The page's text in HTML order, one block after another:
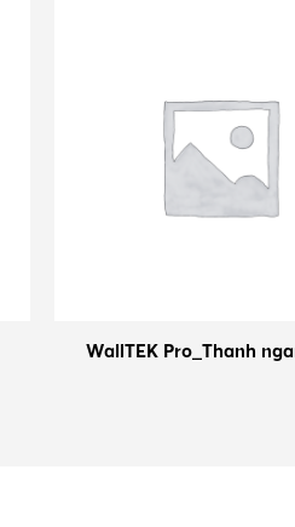
WallTEK Pro_Thanh